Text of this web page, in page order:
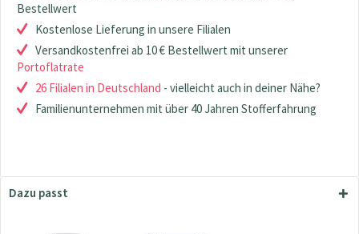
Bestellwert
Kostenlose Lieferung in unsere Filialen
Versandkostenfrei ab 10 € Bestellwert mit unserer
Portoflatrate
26 Filialen in Deutschland - vielleicht auch in deiner Nähe?
Familienunternehmen mit über 40 Jahren Stofferfahrung
Dazu passt